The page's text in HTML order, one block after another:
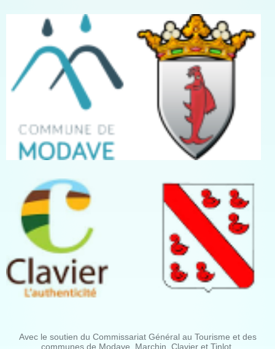
Avec le soutien du Commissariat Général au Tourisme et des
communes de Modave, Marchin, Clavier et Tinlot.